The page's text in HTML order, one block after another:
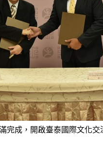
完成，開啟臺泰國際文化